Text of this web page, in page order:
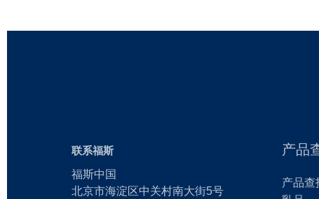
联系福斯
福斯中国
北京市海淀区中关村南大街5号
产品
产品查